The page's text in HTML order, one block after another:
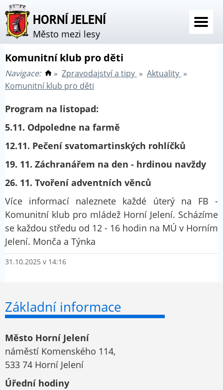
HORNÍ JELENÍ
Město mezi lesy
Komunitní klub pro děti
Navigace: » Zpravodajství a tipy » Aktuality »
Komunitní klub pro děti
Program na listopad:
5.11. Odpoledne na farmě
12.11. Pečení svatomartinských rohlíčků
19. 11. Záchranářem na den - hrdinou navždy
26. 11. Tvoření adventních věnců
Více informací naleznete každé úterý na FB -
Komunitní klub pro mládež Horní Jelení. Scházíme
se každou středu od 12 - 16 hodin na MÚ v Horním
Jelení. Monča a Týnka
31.10.2025 v 14:16
Základní informace
Město Horní Jelení
náměstí Komenského 114,
533 74 Horní Jelení
Úřední hodiny